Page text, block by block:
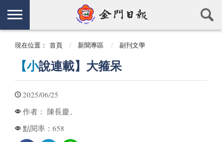
現在位置： 首頁 新聞專區 副刊文學
【小說連載】大箍呆
2025/06/25
作者： 陳長慶。
點閱率： 658